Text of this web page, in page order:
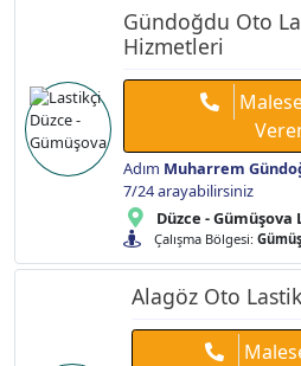
Gündoğdu Oto
Hizmetleri
Adım Muharrem
7/24 arayabilirsiniz
Düzce - Gümüşova
Çalışma Bölgesi:
Alagöz Oto